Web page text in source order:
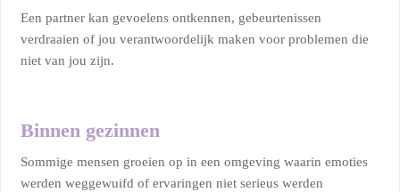
Een partner kan gevoelens ontkennen, gebeurtenissen
verdraaien of jou verantwoordelijk maken voor problemen die
niet van jou zijn.
Binnen gezinnen
Sommige mensen groeien op in een omgeving waarin emoties
werden weggewuifd of ervaringen niet serieus werden